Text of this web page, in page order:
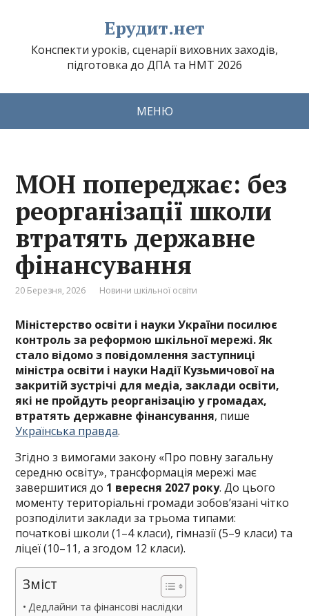
Ерудит.нет
Конспекти уроків, сценарії виховних заходів,
підготовка до ДПА та НМТ 2026
МЕНЮ
МОН попереджає: без
реорганізації школи
втратять державне
фінансування
20 Березня, 2026 Новини шкільної освіти
Міністерство освіти і науки України посилює
контроль за реформою шкільної мережі. Як
стало відомо з повідомлення заступниці
міністра освіти і науки Надії Кузьмичової на
закритій зустрічі для медіа, заклади освіти,
які не пройдуть реорганізацію у громадах,
втратять державне фінансування, пише
Українська правда.
Згідно з вимогами закону «Про повну загальну
середню освіту», трансформація мережі має
завершитися до 1 вересня 2027 року. До цього
моменту територіальні громади зобов’язані чітко
розподілити заклади за трьома типами:
початкові школи (1–4 класи), гімназії (5–9 класи) та
ліцеї (10–11, а згодом 12 класи).
Зміст
Дедлайни та фінансові наслідки